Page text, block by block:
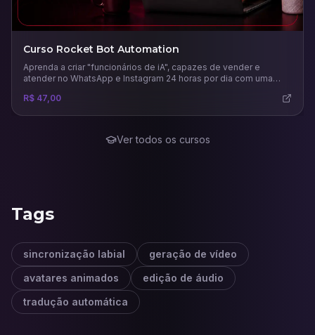
Curso Rocket Bot Automation
Aprenda a criar "funcionários de iA", capazes de vender e
atender no WhatsApp e Instagram 24 horas por dia com uma
R$ 47,00
Ver todos os cursos
Tags
sincronização labial
geração de vídeo
avatares animados
edição de áudio
tradução automática